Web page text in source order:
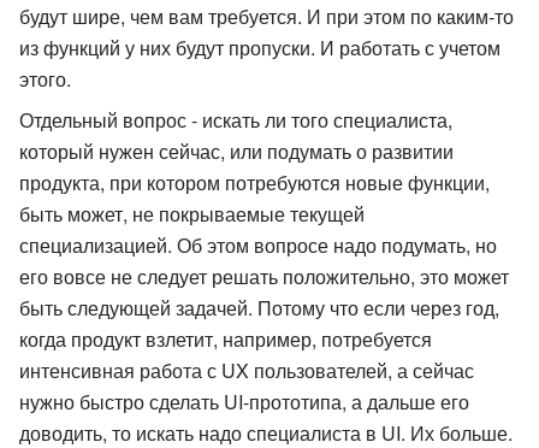
будут шире, чем вам требуется. И при этом по каким-то
из функций у них будут пропуски. И работать с учетом
этого.
Отдельный вопрос - искать ли того специалиста,
который нужен сейчас, или подумать о развитии
продукта, при котором потребуются новые функции,
быть может, не покрываемые текущей
специализацией. Об этом вопросе надо подумать, но
его вовсе не следует решать положительно, это может
быть следующей задачей. Потому что если через год,
когда продукт взлетит, например, потребуется
интенсивная работа с UX пользователей, а сейчас
нужно быстро сделать UI-прототипа, а дальше его
доводить, то искать надо специалиста в UI. Их больше.